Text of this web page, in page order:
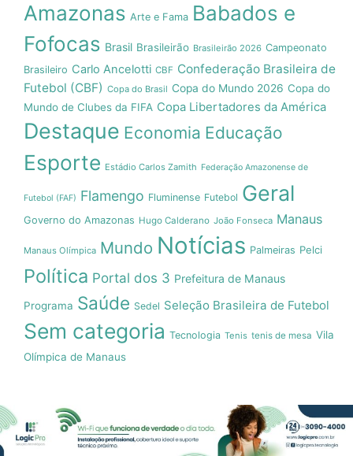
Amazonas Arte e Fama Babados e
Fofocas Brasil Brasileirão Brasileirão 2026 Campeonato
Brasileiro Carlo Ancelotti CBF Confederação Brasileira de
Futebol (CBF) Copa do Brasil Copa do Mundo 2026 Copa do
Mundo de Clubes da FIFA Copa Libertadores da América
Destaque Economia Educação
Esporte Estádio Carlos Zamith Federação Amazonense de
Futebol (FAF) Flamengo Fluminense Futebol Geral
Governo do Amazonas Hugo Calderano João Fonseca Manaus
Manaus Olímpica Mundo Notícias Palmeiras Pelci
Política Portal dos 3 Prefeitura de Manaus
Programa Saúde Sedel Seleção Brasileira de Futebol
Sem categoria Tecnologia Tenis tenis de mesa Vila
Olímpica de Manaus